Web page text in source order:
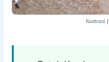
Ilustrasi